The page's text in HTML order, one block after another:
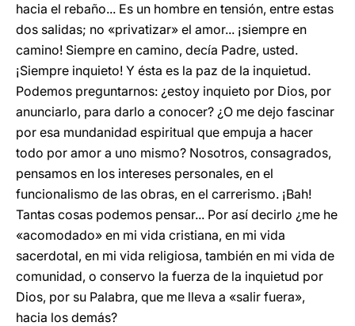
hacia el rebaño... Es un hombre en tensión, entre estas
dos salidas; no «privatizar» el amor... ¡siempre en
camino! Siempre en camino, decía Padre, usted.
¡Siempre inquieto! Y ésta es la paz de la inquietud.
Podemos preguntarnos: ¿estoy inquieto por Dios, por
anunciarlo, para darlo a conocer? ¿O me dejo fascinar
por esa mundanidad espiritual que empuja a hacer
todo por amor a uno mismo? Nosotros, consagrados,
pensamos en los intereses personales, en el
funcionalismo de las obras, en el carrerismo. ¡Bah!
Tantas cosas podemos pensar... Por así decirlo ¿me he
«acomodado» en mi vida cristiana, en mi vida
sacerdotal, en mi vida religiosa, también en mi vida de
comunidad, o conservo la fuerza de la inquietud por
Dios, por su Palabra, que me lleva a «salir fuera»,
hacia los demás?